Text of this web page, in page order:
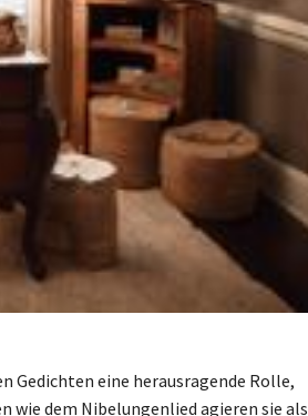
eine herausragende Rolle,
wie dem Nibelungenlied agieren sie als